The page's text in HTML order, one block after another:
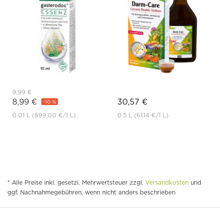
9,99 €
8,99 € -10 %
0.01 L (899,00 €/1 L)
30,57 €
0.5 L (61,14 €/1 L)
* Alle Preise inkl. gesetzl. Mehrwertsteuer zzgl. Versandkosten und
ggf. Nachnahmegebühren, wenn nicht anders beschrieben